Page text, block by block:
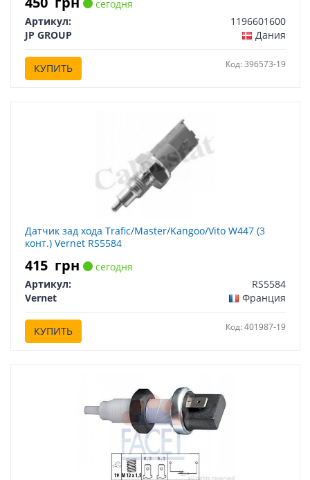
сегодня
Артикул:
1196601600
JP GROUP
Дания
КУПИТЬ Код: 396573-19
Датчик зад хода Trafic/Master/Kangoo/Vito W447 (3
конт.) Vernet RS5584
415 грн
сегодня
Артикул:
RS5584
Vernet
Франция
КУПИТЬ Код: 401987-19